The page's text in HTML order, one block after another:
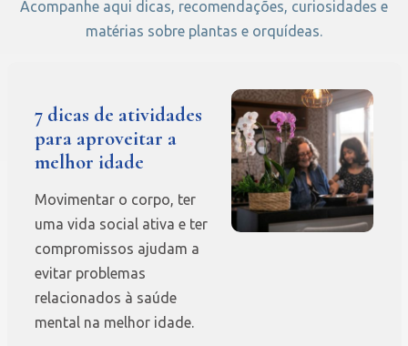
Acompanhe aqui dicas, recomendações, curiosidades e
matérias sobre plantas e orquídeas.
7 dicas de atividades
para aproveitar a
melhor idade
Movimentar o corpo, ter
uma vida social ativa e ter
compromissos ajudam a
evitar problemas
relacionados à saúde
mental na melhor idade.